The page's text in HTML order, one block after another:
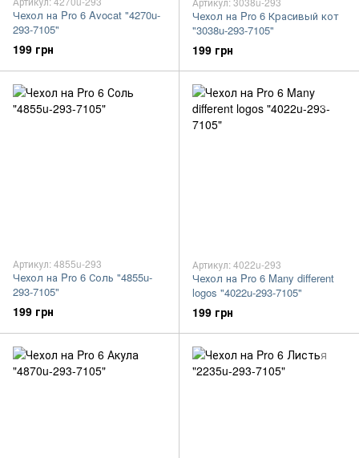
Чехол на Pro 6 Avocat "4270u-
293-7105"
199 грн
Чехол на Pro 6 Красивый кот
"3038u-293-7105"
199 грн
Артикул: 4855u-293
Чехол на Pro 6 Соль "4855u-
293-7105"
199 грн
Артикул: 4022u-293
Чехол на Pro 6 Many different
logos "4022u-293-7105"
199 грн